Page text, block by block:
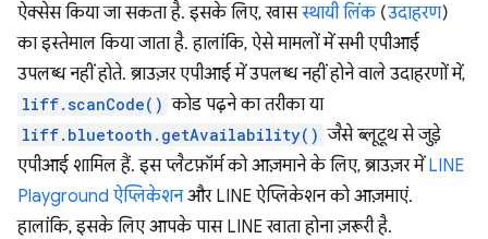
ऐक्सेस किया जा सकता है. इसके लिए, खासस्थायी लिंक(उदाहरण)
का इस्तेमाल किया जाता है. हालांकि, ऐसे मामलों में सभी एपीआई
उपलब्ध नहीं होते. ब्राउज़र एपीआई में उपलब्ध नहीं होने वाले उदाहरणों में,
liff.scanCode() कोड पढ़ने का तरीका या
liff.bluetooth.getAvailability() जैसे ब्लूटूथ से जुड़े
एपीआई शामिल हैं. इस प्लैटफ़ॉर्म को आज़माने के लिए, ब्राउज़र मेंLINE
Playground ऐप्लिकेशनऔर LINE ऐप्लिकेशन को आज़माएं.
हालांकि, इसके लिए आपके पास LINE खाता होना ज़रूरी है.